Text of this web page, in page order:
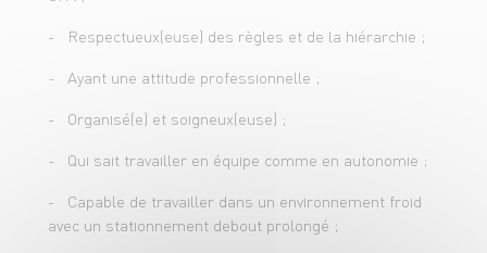
- Maîtriser les règles sanitaires : DLC,
- Maîtriser les règles d'hygiène et de
- Respectueux(euse) des règles et de la hiérarchie ;
- Ayant une attitude professionnelle ;
- Organisé(e) et soigneux(euse) ;
- Qui sait travailler en équipe comme en autonomie ;
- Capable de travailler dans un environnement froid
avec un stationnement debout prolongé ;